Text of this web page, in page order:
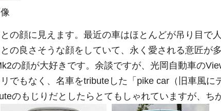
の顔に見えます。最近の車はほとんどが吊り目で
の良さそうな顔をしていて、永く愛される意匠が
の顔が大好きです。余談ですが、光岡自動車の
でもなく、名車をtributeした「pike car（旧車風に
のもじりだとしたらとてもしゃれていますが、ち